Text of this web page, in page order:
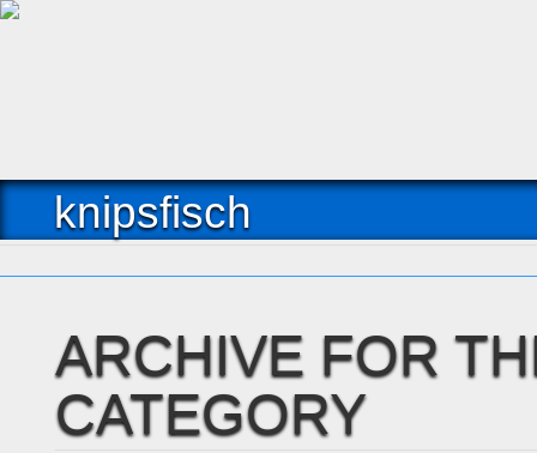
knipsfisch
ARCHIVE FOR
CATEGORY